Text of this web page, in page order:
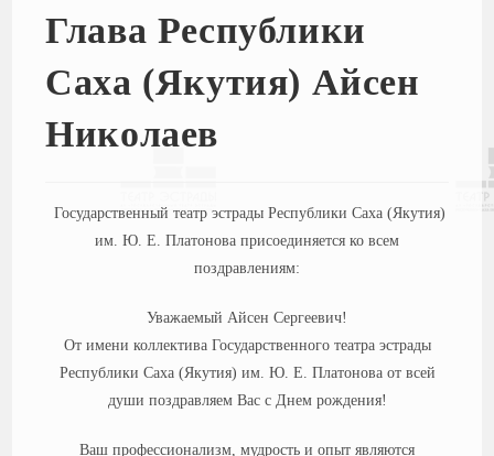
Глава Республики
Саха (Якутия) Айсен
Николаев
Государственный театр эстрады Республики Саха (Якутия)
им. Ю. Е. Платонова присоединяется ко всем
пoздравлениям:
Уважаемый Айсен Сергеевич!
От имени коллектива Государственного театра эстрады
Республики Саха (Якутия) им. Ю. Е. Платонова от всей
души поздравляем Вас с Днем рождения!
Ваш профессионализм, мудрость и опыт являются